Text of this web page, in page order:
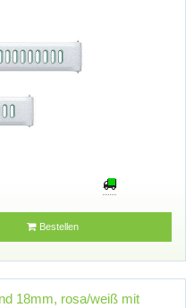
Bestellen
18mm, rosa/weiß mit